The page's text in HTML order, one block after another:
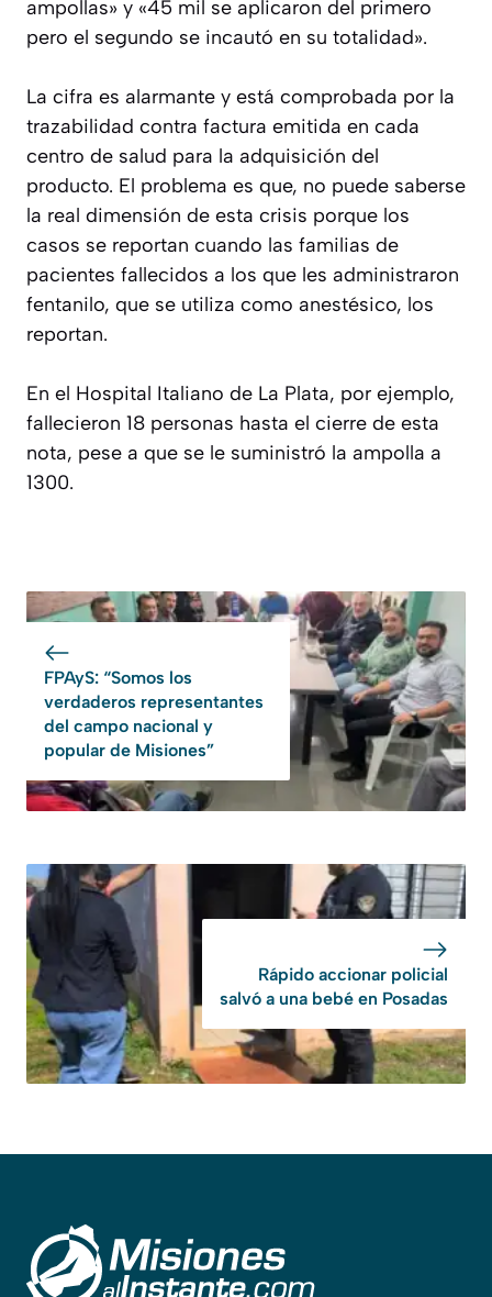
ampollas» y «45 mil se aplicaron del primero
pero el segundo se incautó en su totalidad».
La cifra es alarmante y está comprobada por la
trazabilidad contra factura emitida en cada
centro de salud para la adquisición del
producto. El problema es que, no puede saberse
la real dimensión de esta crisis porque los
casos se reportan cuando las familias de
pacientes fallecidos a los que les administraron
fentanilo, que se utiliza como anestésico, los
reportan.
En el Hospital Italiano de La Plata, por ejemplo,
fallecieron 18 personas hasta el cierre de esta
nota, pese a que se le suministró la ampolla a
1300.
FPAyS: “Somos los
verdaderos representantes
del campo nacional y
popular de Misiones”
Rápido accionar policial
salvó a una bebé en Posadas